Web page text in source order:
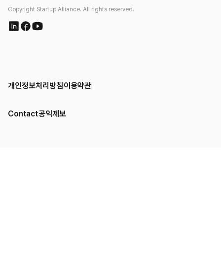
Copyright Startup Alliance. All rights reserved.
개인정보처리방침이용약관
Contact공익제보